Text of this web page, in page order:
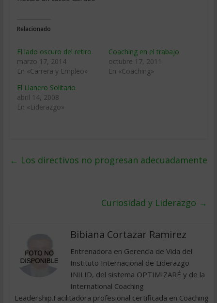
Relacionado
El lado oscuro del retiro
marzo 17, 2014
En «Carrera y Empleo»
Coaching en el trabajo
octubre 17, 2011
En «Coaching»
El Llanero Solitario
abril 14, 2008
En «Liderazgo»
← Los directivos no progresan adecuadamente
Curiosidad y Liderazgo →
Bibiana Cortazar Ramirez
Entrenadora en Gerencia de Vida del
Instituto Internacional de Liderazgo
INILID, del sistema OPTIMIZARÉ y de la
International Coaching
Leadership.Facilitadora profesional certificada en Coaching